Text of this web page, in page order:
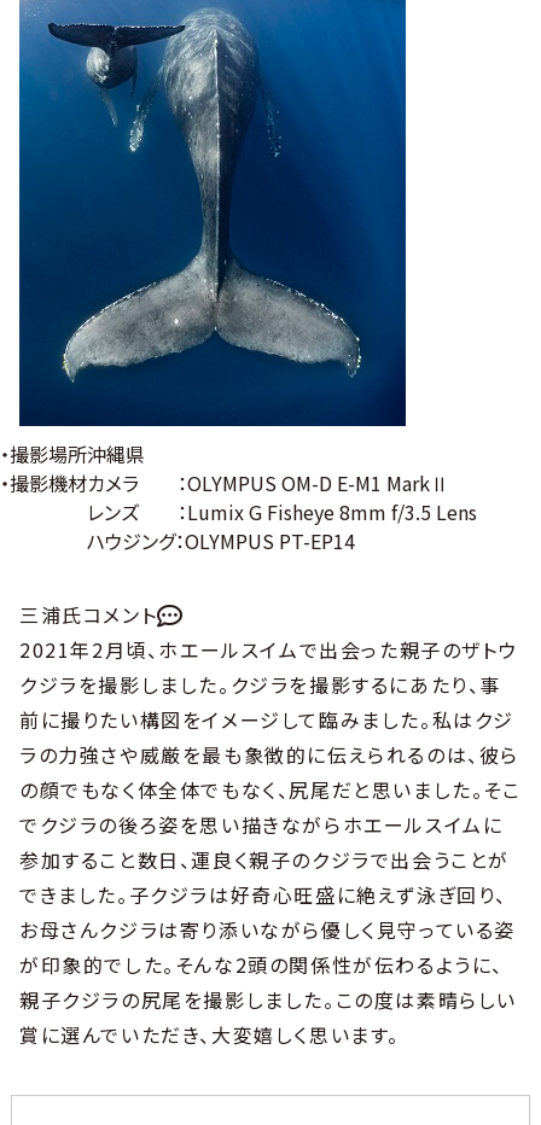
・撮影場所沖縄県
・撮影機材カメラ ：OLYMPUS OM-D E-M1 MarkⅡ
レンズ ：Lumix G Fisheye 8mm f/3.5 Lens
ハウジング：OLYMPUS PT-EP14
三浦氏コメント
2021年2月頃、ホエールスイムで出会った親子のザトウ
クジラを撮影しました。クジラを撮影するにあたり、事
前に撮りたい構図をイメージして臨みました。私はクジ
ラの力強さや威厳を最も象徴的に伝えられるのは、彼ら
の顔でもなく体全体でもなく、尻尾だと思いました。そこ
でクジラの後ろ姿を思い描きながらホエールスイムに
参加すること数日、運良く親子のクジラで出会うことが
できました。子クジラは好奇心旺盛に絶えず泳ぎ回り、
お母さんクジラは寄り添いながら優しく見守っている姿
が印象的でした。そんな2頭の関係性が伝わるように、
親子クジラの尻尾を撮影しました。この度は素晴らしい
賞に選んでいただき、大変嬉しく思います。